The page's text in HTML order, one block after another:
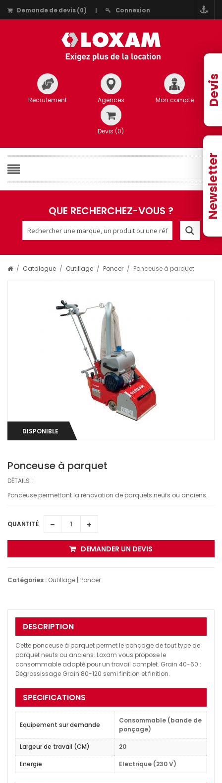
Devis
Newsletter
Demande de devis(0) Connexion
Recrutement Agences Mon compte
Devis (0)
QUE RECHERCHEZ-VOUS ?
/ Catalogue / Outillage / Poncer / Ponceuse à parquet
DISPONIBLE
Ponceuse à parquet
DÉTAILS :
Ponceuse permettant la rénovation de parquets neufs ou anciens.
QUANTITÉ
DEMANDER UN DEVIS
Catégories : Outillage Poncer
DESCRIPTION
Cette ponceuse à parquet permet le ponçage de tout type de
parquet neufs ou anciens. Loxam vous propose le
consommable adapté pour un travail complet. Grain 40-60 :
Dégrossissage Grain 80-120 semi finition et finition.
SPECIFICATIONS
Equipement sur demande
Consommable (bande de
ponçage)
Largeur de travail (CM) 20
Energie Electrique (230 V)